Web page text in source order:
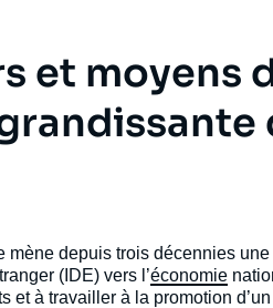
et moyens
mène depuis trois décennies
(IDE) vers l’économie
et à travailler à la promotion